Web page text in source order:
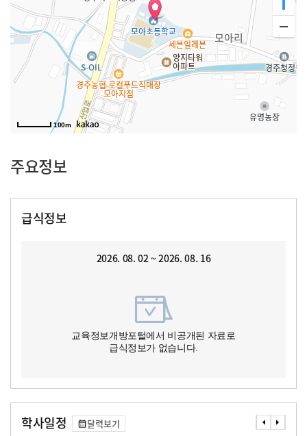
100m
주요정보
급식정보
2026. 08. 02 ~ 2026. 08. 16
교육정보개방포털에서 비공개된 자료로
급식정보가 없습니다.
학사일정 달력보기